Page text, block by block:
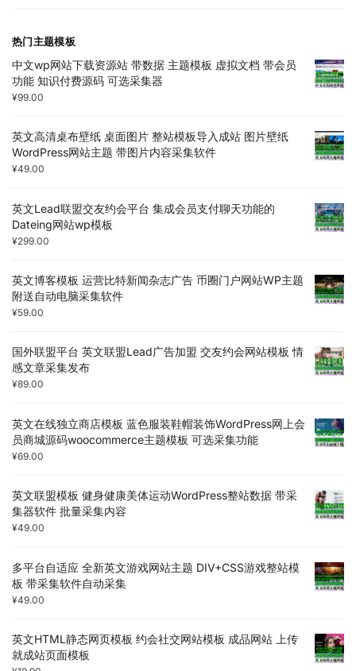
热门主题模板
中文wp网站下载资源站 带数据 主题模板 虚拟文档 带会员
功能 知识付费源码 可选采集器
¥99.00
英文高清桌布壁纸 桌面图片 整站模板导入成站 图片壁纸
WordPress网站主题 带图片内容采集软件
¥49.00
英文Lead联盟交友约会平台 集成会员支付聊天功能的
Dateing网站wp模板
¥299.00
英文博客模板 运营比特新闻杂志广告 币圈门户网站WP主题
附送自动电脑采集软件
¥59.00
国外联盟平台 英文联盟Lead广告加盟 交友约会网站模板 情
感文章采集发布
¥89.00
英文在线独立商店模板 蓝色服装鞋帽装饰WordPress网上会
员商城源码woocommerce主题模板 可选采集功能
¥69.00
英文联盟模板 健身健康美体运动WordPress整站数据 带采
集器软件 批量采集内容
¥49.00
多平台自适应 全新英文游戏网站主题 DIV+CSS游戏整站模
板 带采集软件自动采集
¥49.00
英文HTML静态网页模板 约会社交网站模板 成品网站 上传
就成站页面模板